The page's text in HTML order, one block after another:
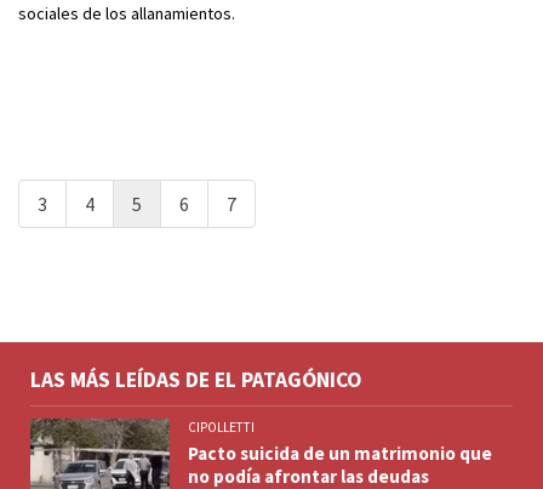
sociales de los allanamientos.
3 4 5 6 7
LAS MÁS LEÍDAS DE EL PATAGÓNICO
CIPOLLETTI
Pacto suicida de un matrimonio que
no podía afrontar las deudas